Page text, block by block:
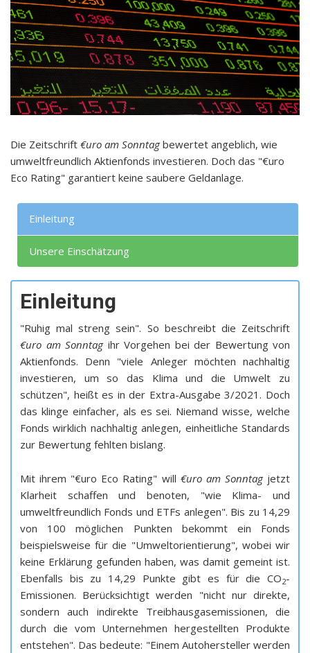
Die Zeitschrift €uro am Sonntagbewertet angeblich, wie
umweltfreundlich Aktienfonds investieren. Doch das "€uro
Eco Rating" garantiert keine saubere Geldanlage.
Einleitung
Unsere Einschätzung
Einleitung
"Ruhig mal streng sein". So beschreibt die Zeitschrift
€uro am Sonntagihr Vorgehen bei der Bewertung von
Aktienfonds. Denn "viele Anleger möchten nachhaltig
investieren, um so das Klima und die Umwelt zu
schützen", heißt es in der Extra-Ausgabe 3/2021. Doch
das klinge einfacher, als es sei. Niemand wisse, welche
Fonds wirklich nachhaltig anlegen, einheitliche Standards
zur Bewertung fehlten bislang.
Mit ihrem "€uro Eco Rating" will €uro am Sonntagjetzt
Klarheit schaffen und benoten, "wie Klima- und
umweltfreundlich Fonds und ETFs anlegen". Bis zu 14,29
von 100 möglichen Punkten bekommt ein Fonds
beispielsweise für die "Umweltorientierung", wobei wir
keine Erklärung gefunden haben, was damit gemeint ist.
Ebenfalls bis zu 14,29 Punkte gibt es für die CO2-
Emissionen. Berücksichtigt werden "nicht nur direkte,
sondern auch indirekte Treibhausgasemissionen, die
durch die vom Unternehmen hergestellten Produkte
entstehen". Das bedeute: "Einem Autohersteller werden